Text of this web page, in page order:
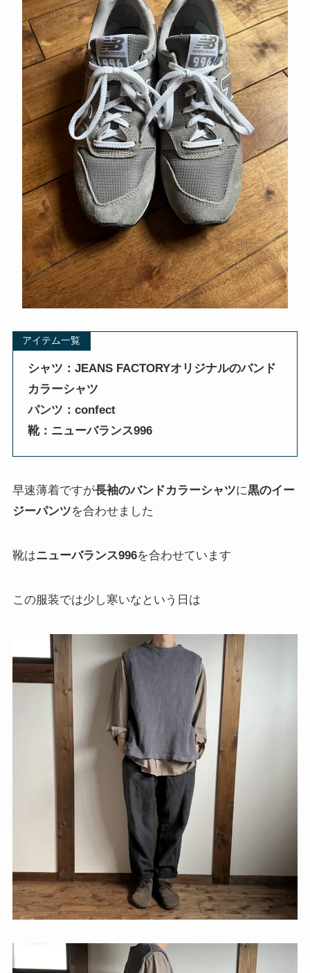
アイテム一覧
シャツ：JEANS FACTORYオリジナルのバンド
カラーシャツ
パンツ：confect
靴：ニューバランス996
早速薄着ですが長袖のバンドカラーシャツに黒のイー
ジーパンツを合わせました
靴はニューバランス996を合わせています
この服装では少し寒いなという日は